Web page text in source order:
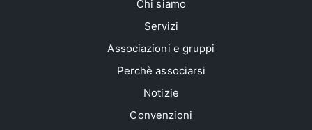
Chi siamo
Servizi
Associazioni e gruppi
Perchè associarsi
Notizie
Convenzioni